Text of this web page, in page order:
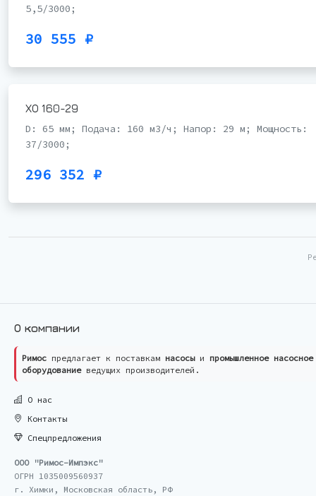
5,5/3000;
30 555 ₽
ХО 160-29
D: 65 мм; Подача: 160 м3/ч; Напор: 29 м; Мощность:
37/3000;
296 352 ₽
О компании
Римос предлагает к поставкам насосыи промышленное насосное
оборудованиеведущих производителей.
О нас
Контакты
Спецпредложения
ООО "Римос-Импэкс"
ОГРН 1035009560937
г. Химки, Московская область, РФ